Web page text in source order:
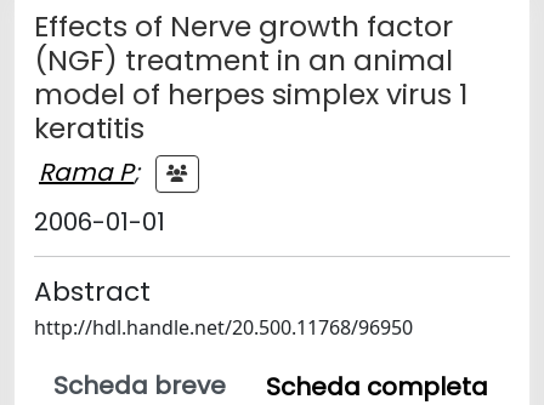
Effects of Nerve growth factor
(NGF) treatment in an animal
model of herpes simplex virus 1
keratitis
Rama P;
2006-01-01
Abstract
http://hdl.handle.net/20.500.11768/96950
Scheda breve
Scheda completa